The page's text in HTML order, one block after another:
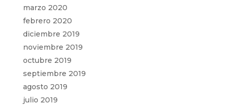
marzo 2020
febrero 2020
diciembre 2019
noviembre 2019
octubre 2019
septiembre 2019
agosto 2019
julio 2019